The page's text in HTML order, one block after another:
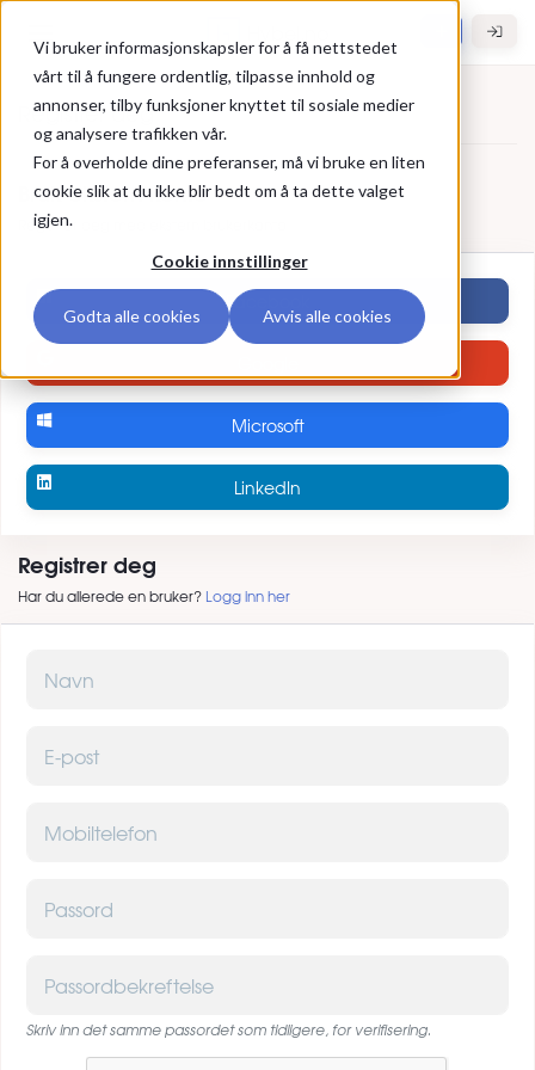
Vi bruker informasjonskapsler for å få nettstedet
vårt til å fungere ordentlig, tilpasse innhold og
annonser, tilby funksjoner knyttet til sosiale medier
og analysere trafikken vår.
For å overholde dine preferanser, må vi bruke en liten
cookie slik at du ikke blir bedt om å ta dette valget
igjen.
Cookie innstillinger
Godta alle cookies Avvis alle cookies
Registrer deg
Registrer deg
Bruk ekstern konto
Registrer deg med ekstern brukerkonto
Facebook
Microsoft
LinkedIn
Registrer deg
Har du allerede en bruker? Logg inn her
Skriv inn det samme passordet som tidligere, for verifisering.